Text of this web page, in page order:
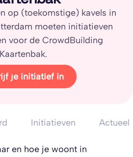
op (toekomstige) kavels in
moeten initiatieven
voor de CrowdBuilding
Kaartenbak.
je initiatief in
Initiatieven Actueel
en hoe je woont in